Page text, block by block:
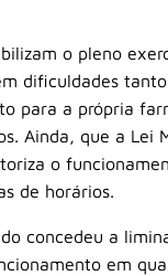
o pleno
dificuldades
para a própria
Ainda, que a Lei
o
de horários.
concedeu a
em